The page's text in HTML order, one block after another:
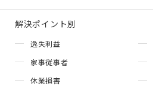
解決ポイント別
逸失利益
家事従事者
休業損害